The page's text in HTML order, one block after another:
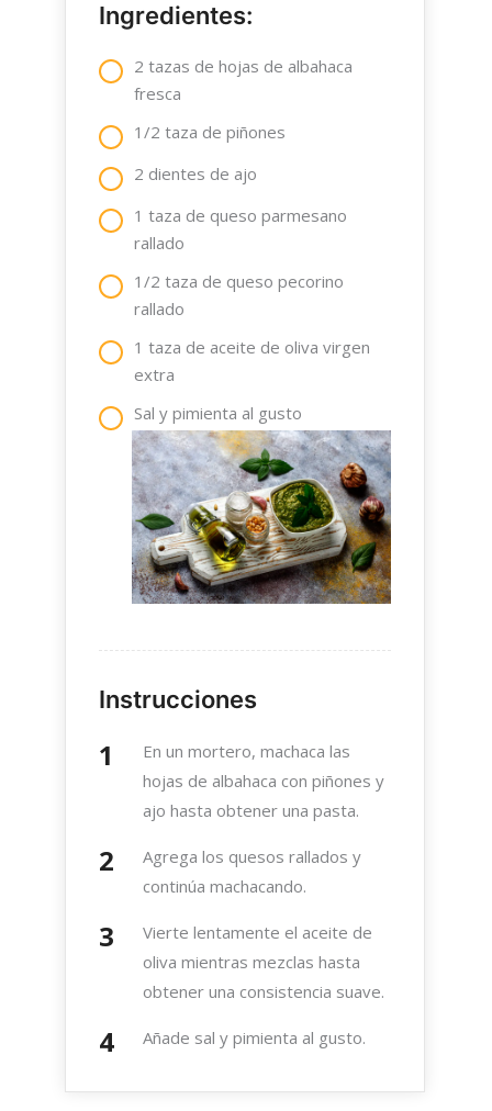
Ingredientes:
2 tazas de hojas de albahaca
fresca
1/2 taza de piñones
2 dientes de ajo
1 taza de queso parmesano
rallado
1/2 taza de queso pecorino
rallado
1 taza de aceite de oliva virgen
extra
Sal y pimienta al gusto
Instrucciones
En un mortero, machaca las
hojas de albahaca con piñones y
ajo hasta obtener una pasta.
Agrega los quesos rallados y
continúa machacando.
Vierte lentamente el aceite de
oliva mientras mezclas hasta
obtener una consistencia suave.
Añade sal y pimienta al gusto.